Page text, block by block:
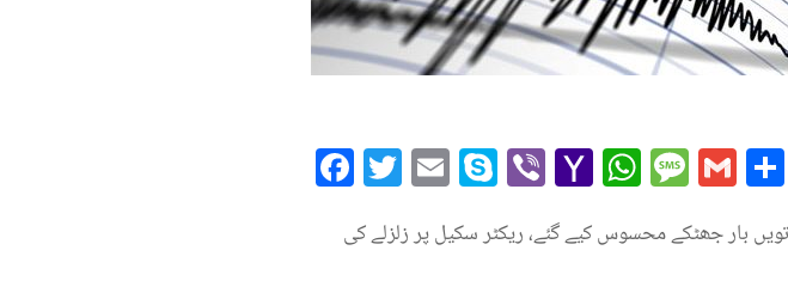
Facebook
Twitter
EmailSkype
ViberYahoo
Mail
بار جھٹکے محسوس کیے گئے، ریکٹر سکیل پر زلزلے کی